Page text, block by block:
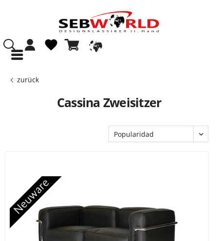
zurück
Cassina Zweisitzer